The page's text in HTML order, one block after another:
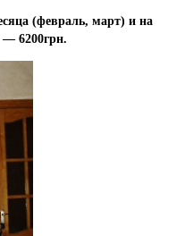
(февраль, март) и на
— 6200грн.